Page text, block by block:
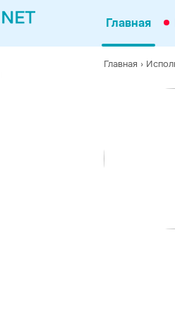
Главная
Главная ›
Sydney